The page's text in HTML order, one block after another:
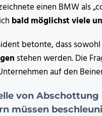
einen BMW als
bald möglichst viele
betonte, dass
stehen werden. Die
auf den
von
müssen